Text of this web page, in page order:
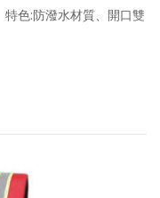
色:防潑水材質、開口雙